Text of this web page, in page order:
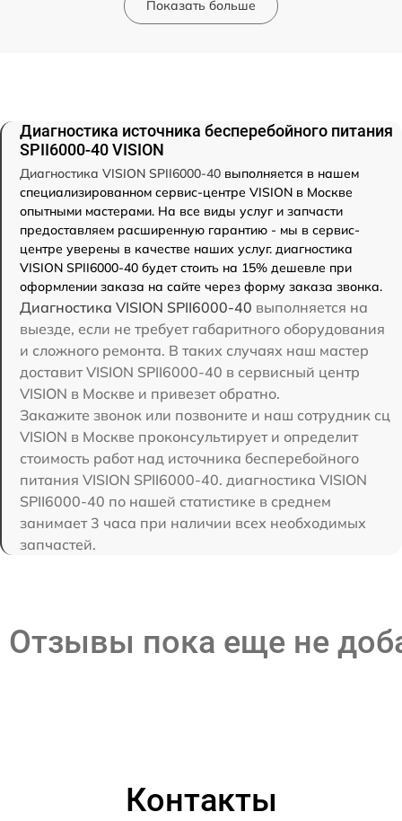
Показать больше
Диагностика источника бесперебойного питания
SPII6000-40 VISION
Диагностика VISION SPII6000-40 выполняется в нашем
специализированном сервис-центре VISION в Москве
опытными мастерами. На все виды услуг и запчасти
предоставляем расширенную гарантию - мы в сервис-
центре уверены в качестве наших услуг. диагностика
VISION SPII6000-40 будет стоить на 15% дешевле при
оформлении заказа на сайте через форму заказа звонка.
Диагностика VISION SPII6000-40 выполняется на
выезде, если не требует габаритного оборудования
и сложного ремонта. В таких случаях наш мастер
доставит VISION SPII6000-40 в сервисный центр
VISION в Москве и привезет обратно.
Закажите звонок или позвоните и наш сотрудник сц
VISION в Москве проконсультирует и определит
стоимость работ над источника бесперебойного
питания VISION SPII6000-40. диагностика VISION
SPII6000-40 по нашей статистике в среднем
занимает 3 часа при наличии всех необходимых
запчастей.
Отзывы пока еще не
Контакты